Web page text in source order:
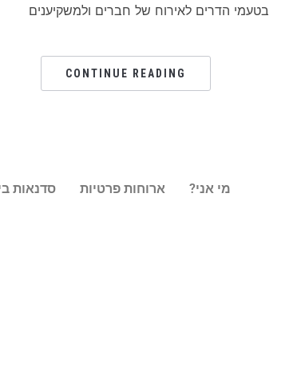
בטעמי הדרים לאירוח של חברים ולמשקיענים
CONTINUE READING
מי אני? ארוחות פרטיות סדנאות